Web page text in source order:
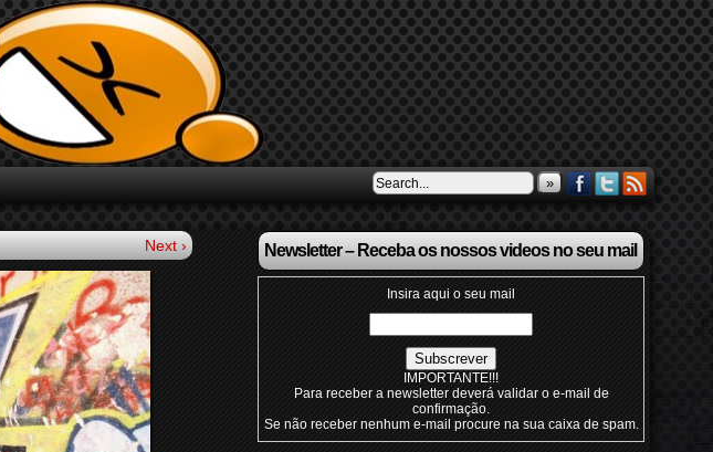
»
Next › Newsletter – Receba os nossos videos no seu mail
Insira aqui o seu mail
IMPORTANTE!!!
Para receber a newsletter deverá validar o e-mail de
confirmação.
Se não receber nenhum e-mail procure na sua caixa de spam.